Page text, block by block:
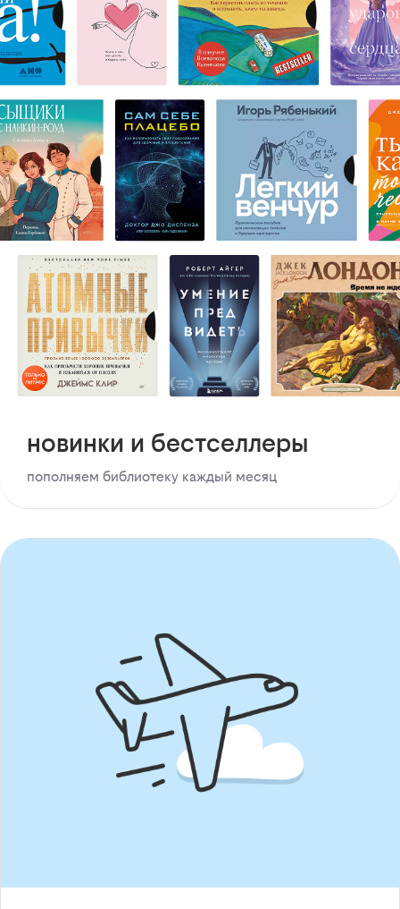
новинки и бестселлеры
пополняем библиотеку каждый месяц